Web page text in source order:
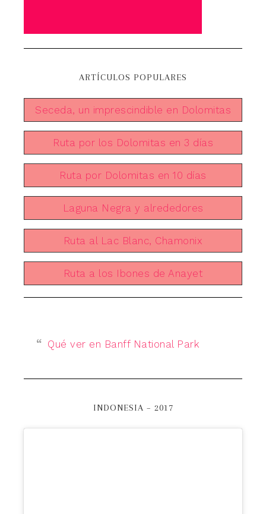
ARTÍCULOS POPULARES
Seceda, un imprescindible en Dolomitas
Ruta por los Dolomitas en 3 días
Ruta por Dolomitas en 10 días
Laguna Negra y alrededores
Ruta al Lac Blanc, Chamonix
Ruta a los Ibones de Anayet
Qué ver en Banff National Park
INDONESIA – 2017